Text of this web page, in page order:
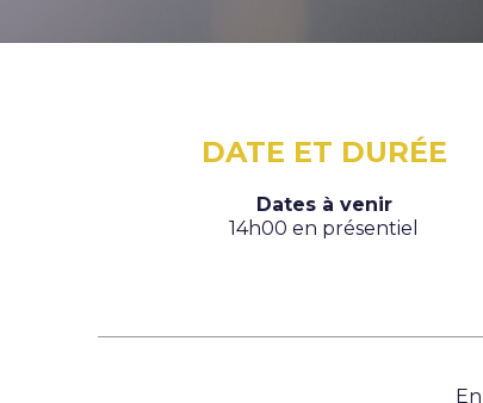
DATE ET DURÉE
Dates à venir
14h00 en présentiel